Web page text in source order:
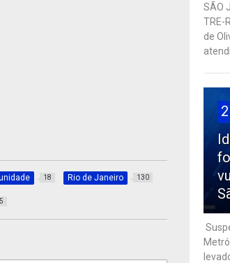
18 Rio de Janeiro 130
5
SÃO
TRE-
de
2